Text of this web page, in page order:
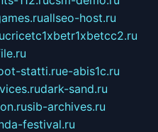
allseo-host.ru
cricetc1xbetr1xbetcc2.ru
statti.rue-abis1c.ru
dark-sand.ru
sib-archives.ru
festival.ru